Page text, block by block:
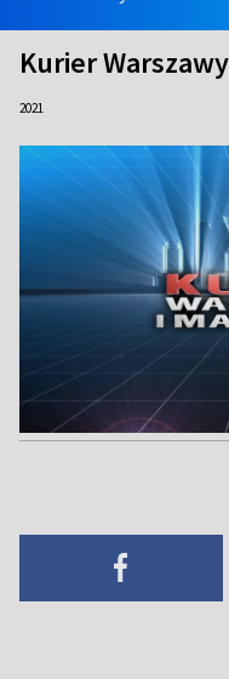
Kurier
2021